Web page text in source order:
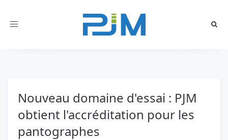
Toggle
Nouveau domaine d'essai : PJM
obtient l'accréditation pour les
pantographes